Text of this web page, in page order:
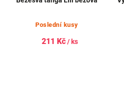
Poslední kusy
211 Kč/ ks